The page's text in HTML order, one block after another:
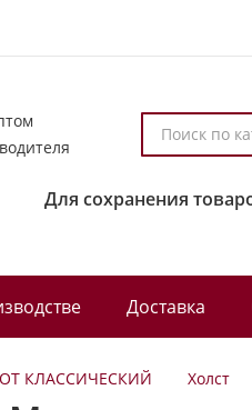
о
с
к
а
а
Для сохранения
Доставка
КЛАССИЧЕСКИЙ Холст